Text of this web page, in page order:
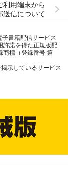
利用端末から
送信について
子書籍配信サービス
許諾を得た正規版配
商標（登録番号 第
示しているサービス